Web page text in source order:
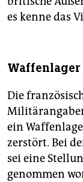
es kenne das
Die
ein
zerstört. Bei
sei eine
genommen